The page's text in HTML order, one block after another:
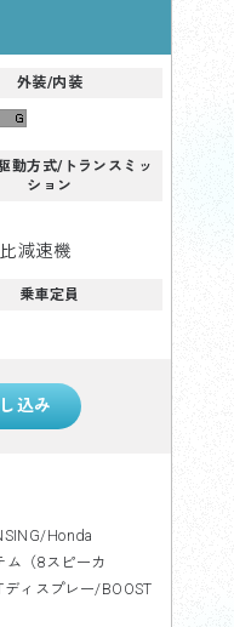
外装/内装
動方式/トランスミッ
ション
減速機
乗車定員
Honda
ム（8スピーカ
ィスプレー/BOOST